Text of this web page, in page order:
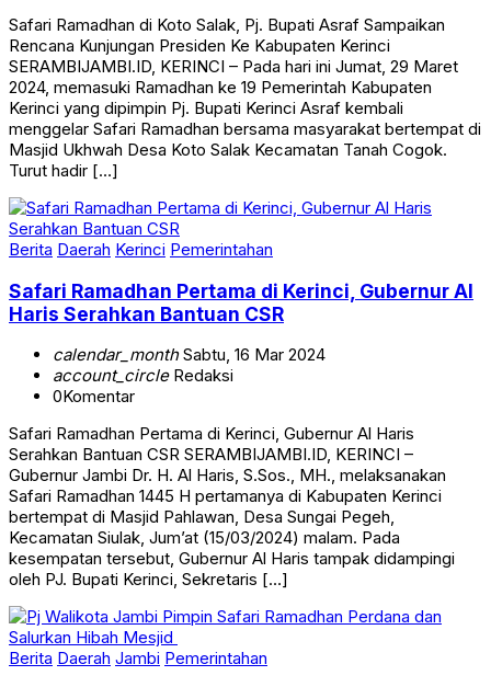
Safari Ramadhan di Koto Salak, Pj. Bupati Asraf Sampaikan
Rencana Kunjungan Presiden Ke Kabupaten Kerinci
SERAMBIJAMBI.ID, KERINCI – Pada hari ini Jumat, 29 Maret
2024, memasuki Ramadhan ke 19 Pemerintah Kabupaten
Kerinci yang dipimpin Pj. Bupati Kerinci Asraf kembali
menggelar Safari Ramadhan bersama masyarakat bertempat di
Masjid Ukhwah Desa Koto Salak Kecamatan Tanah Cogok.
Turut hadir […]
Berita Daerah Kerinci Pemerintahan
Safari Ramadhan Pertama di Kerinci, Gubernur Al
Haris Serahkan Bantuan CSR
calendar_monthSabtu, 16 Mar 2024
account_circleRedaksi
0Komentar
Safari Ramadhan Pertama di Kerinci, Gubernur Al Haris
Serahkan Bantuan CSR SERAMBIJAMBI.ID, KERINCI –
Gubernur Jambi Dr. H. Al Haris, S.Sos., MH., melaksanakan
Safari Ramadhan 1445 H pertamanya di Kabupaten Kerinci
bertempat di Masjid Pahlawan, Desa Sungai Pegeh,
Kecamatan Siulak, Jum’at (15/03/2024) malam. Pada
kesempatan tersebut, Gubernur Al Haris tampak didampingi
oleh PJ. Bupati Kerinci, Sekretaris […]
Berita Daerah Jambi Pemerintahan